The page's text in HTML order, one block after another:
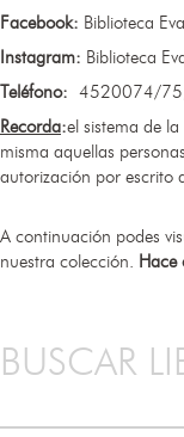
Facebook: Biblioteca
Instagram: Biblioteca
Teléfono: 4520074/
Recorda:el sistema de
misma aquellas
autorización por escrito
A continuación podes
nuestra colección. Hace
BUSCAR